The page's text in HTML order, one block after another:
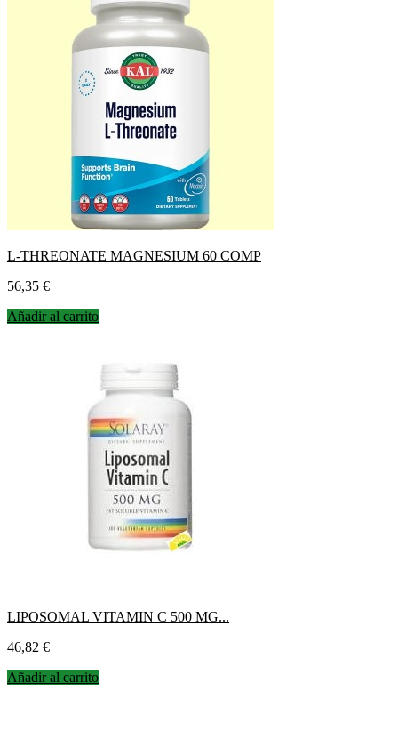
L-THREONATE MAGNESIUM 60 COMP
Precio
56,35 €
Añadir al carrito
LIPOSOMAL VITAMIN C 500 MG...
Precio
46,82 €
Añadir al carrito